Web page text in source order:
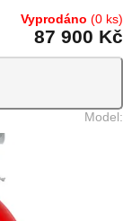
Vyprodáno (0 ks)
87 900 Kč
Model: